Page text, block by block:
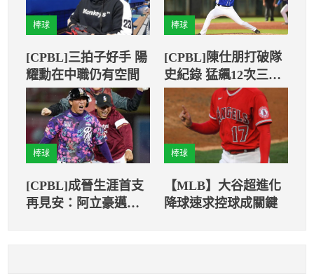
棒球
[CPBL]三拍子好手 陽
耀勳在中職仍有空間
棒球
[CPBL]陳仕朋打破隊
史紀錄 猛飆12次三
棒球
[CPBL]成晉生涯首支
再見安：阿立豪邁跑
棒球
【MLB】大谷超進化
降球速求控球成關鍵